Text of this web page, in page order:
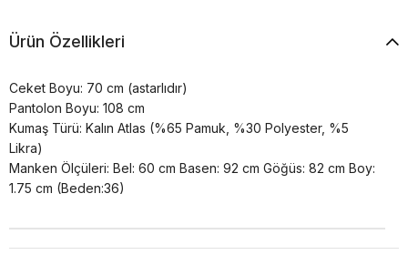
Ürün Özellikleri
Ceket Boyu: 70 cm (astarlıdır)
Pantolon Boyu: 108 cm
Kumaş Türü: Kalın Atlas (%65 Pamuk, %30 Polyester, %5
Likra)
Manken Ölçüleri: Bel: 60 cm Basen: 92 cm Göğüs: 82 cm Boy:
1.75 cm (Beden:36)